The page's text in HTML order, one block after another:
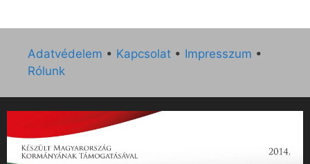
Adatvédelem • Kapcsolat • Impresszum •
Rólunk